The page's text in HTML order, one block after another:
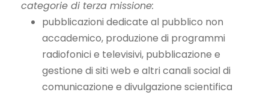
categorie di terza missione:
pubblicazioni dedicate al pubblico non
accademico, produzione di programmi
radiofonici e televisivi, pubblicazione e
gestione di siti web e altri canali social di
comunicazione e divulgazione scientifica